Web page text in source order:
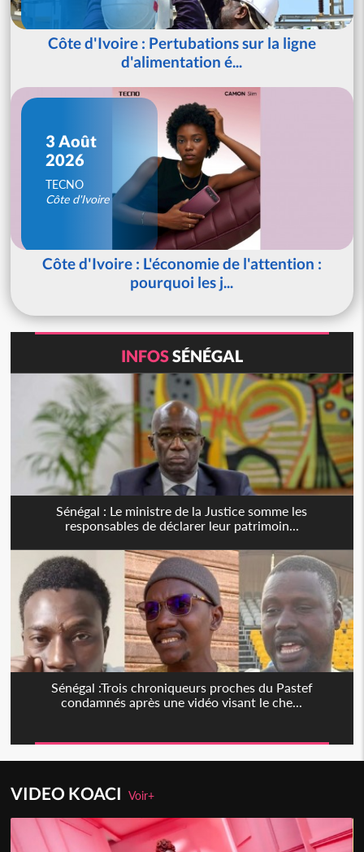
Côte d'Ivoire : Pertubations sur la ligne
d'alimentation é...
3 Août
2026
TECNO
Côte d'Ivoire
Côte d'Ivoire : L'économie de l'attention :
pourquoi les j...
INFOSSÉNÉGAL
Sénégal : Le ministre de la Justice somme les
responsables de déclarer leur patrimoin...
Sénégal :Trois chroniqueurs proches du Pastef
condamnés après une vidéo visant le che...
VIDEO KOACIVoir+